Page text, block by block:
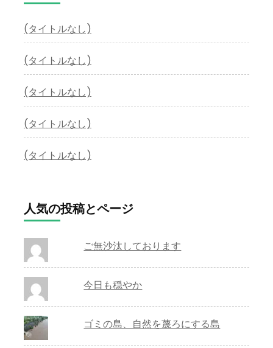
(タイトルなし)
(タイトルなし)
(タイトルなし)
(タイトルなし)
(タイトルなし)
人気の投稿とページ
ご無沙汰しております
今日も穏やか
ゴミの島、自然を蔑ろにする島